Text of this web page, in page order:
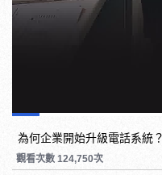
為何企業開始升級電話系統
觀看次數 124,750次